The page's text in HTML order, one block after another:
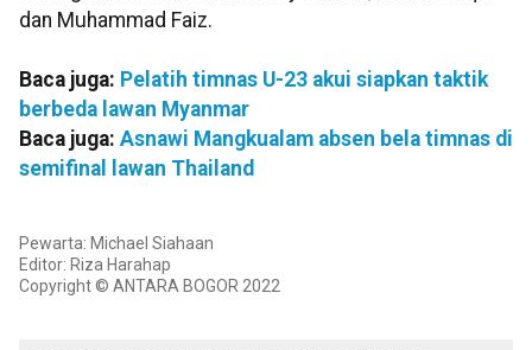
dan Muhammad Faiz.
Baca juga: Pelatih timnas U-23 akui siapkan taktik
berbeda lawan Myanmar
Baca juga: Asnawi Mangkualam absen bela timnas di
semifinal lawan Thailand
Pewarta: Michael Siahaan
Editor: Riza Harahap
Copyright © ANTARA BOGOR 2022